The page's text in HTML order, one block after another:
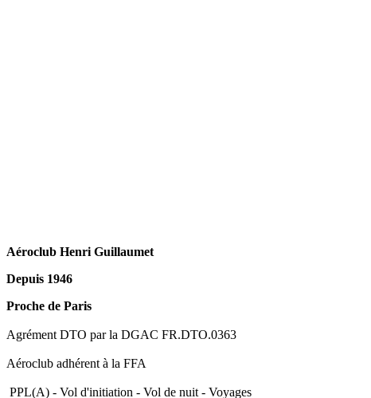
Aéroclub Henri Guillaumet
Depuis 1946
Proche de Paris
Agrément DTO par la DGAC FR.DTO.0363
Aéroclub adhérent à la FFA
PPL(A) - Vol d'initiation - Vol de nuit - Voyages